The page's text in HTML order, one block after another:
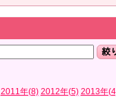
絞
2011年(8) 2012年(5) 2013年